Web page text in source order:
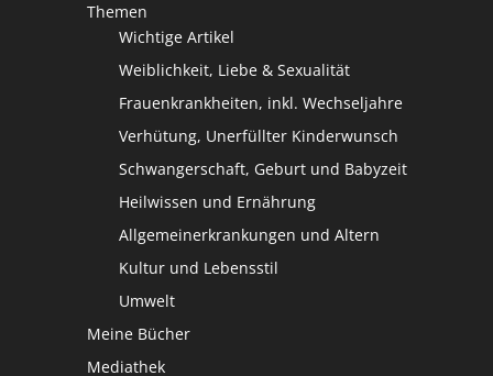
Themen
Wichtige Artikel
Weiblichkeit, Liebe & Sexualität
Frauenkrankheiten, inkl. Wechseljahre
Verhütung, Unerfüllter Kinderwunsch
Schwangerschaft, Geburt und Babyzeit
Heilwissen und Ernährung
Allgemeinerkrankungen und Altern
Kultur und Lebensstil
Umwelt
Meine Bücher
Mediathek